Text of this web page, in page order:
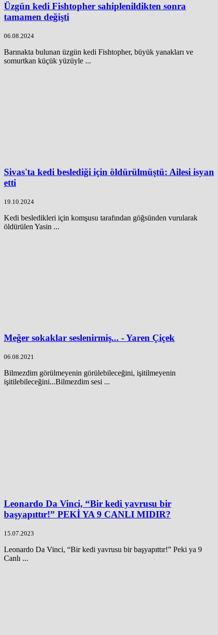
Üzgün kedi Fishtopher sahiplenildikten sonra
tamamen değişti
06.08.2024
Barınakta bulunan üzgün kedi Fishtopher, büyük yanakları ve
somurtkan küçük yüzüyle ...
Sivas'ta kedi beslediği için öldürülmüştü: Ailesi isyan
etti
19.10.2024
Kedi besledikleri için komşusu tarafından göğsünden vurularak
öldürülen Yasin ...
Meğer sokaklar seslenirmiş... - Yaren Çiçek
06.08.2021
Bilmezdim görülmeyenin görülebileceğini, işitilmeyenin
işitilebileceğini...Bilmezdim sesi ...
Leonardo Da Vinci, “Bir kedi yavrusu bir
başyapıttır!” PEKİ YA 9 CANLI MIDIR?
15.07.2023
Leonardo Da Vinci, “Bir kedi yavrusu bir başyapıttır!” Peki ya 9
Canlı ...